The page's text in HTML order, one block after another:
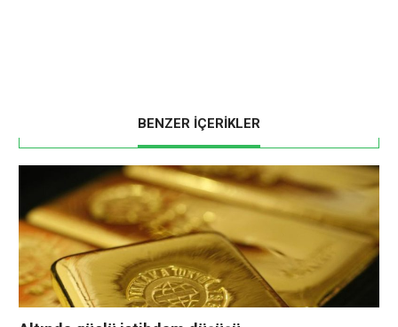
BENZER İÇERİKLER